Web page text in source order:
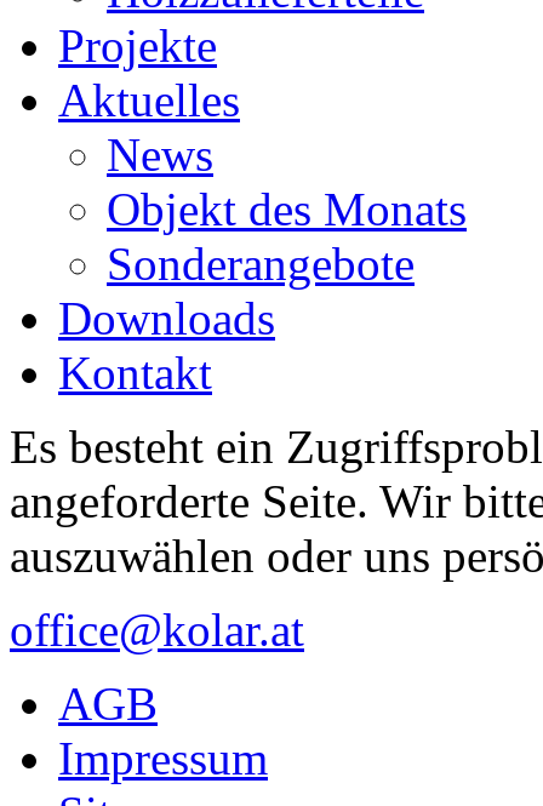
Projekte
Aktuelles
News
Objekt des Monats
Sonderangebote
Downloads
Kontakt
Es besteht ein
angeforderte Seite. Wir
auszuwählen oder uns
office@kolar.at
AGB
Impressum